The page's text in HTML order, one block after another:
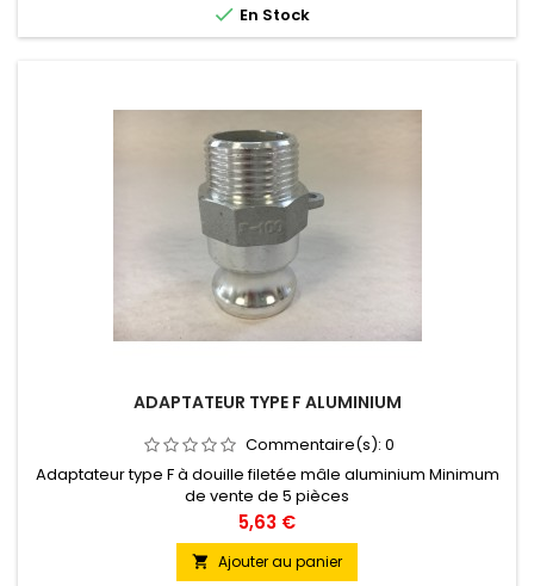
 En Stock
ADAPTATEUR TYPE F ALUMINIUM
Commentaire(s): 0
Adaptateur type F à douille filetée mâle aluminium Minimum
de vente de 5 pièces
Prix
5,63 €
 Ajouter au panier